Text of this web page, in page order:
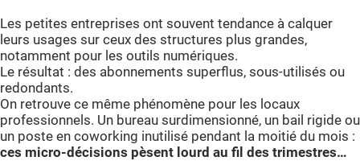
Les petites entreprises ont souvent tendance à calquer
leurs usages sur ceux des structures plus grandes,
notamment pour les outils numériques.
Le résultat : des abonnements superflus, sous-utilisés ou
redondants.
On retrouve ce même phénomène pour les locaux
professionnels. Un bureau surdimensionné, un bail rigide ou
un poste en coworking inutilisé pendant la moitié du mois :
ces micro-décisions pèsent lourd au fil des trimestres…